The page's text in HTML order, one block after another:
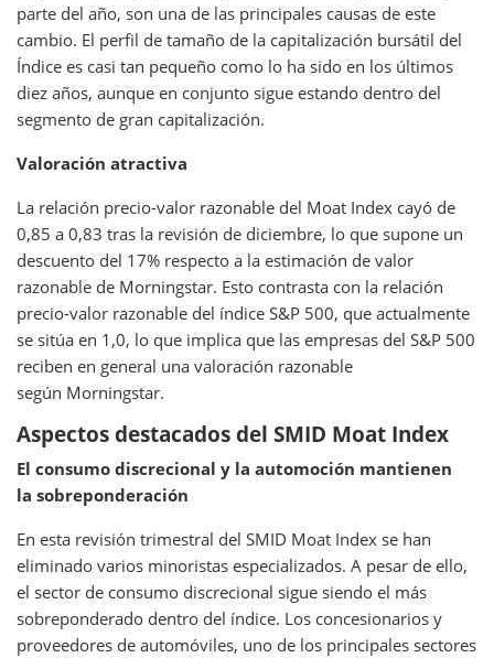
parte del año, son una de las principales causas de este
cambio. El perfil de tamaño de la capitalización bursátil del
Índice es casi tan pequeño como lo ha sido en los últimos
diez años, aunque en conjunto sigue estando dentro del
segmento de gran capitalización.
Valoración atractiva
La relación precio-valor razonable del Moat Index cayó de
0,85 a 0,83 tras la revisión de diciembre, lo que supone un
descuento del 17% respecto a la estimación de valor
razonable de Morningstar. Esto contrasta con la relación
precio-valor razonable del índice S&P 500, que actualmente
se sitúa en 1,0, lo que implica que las empresas del S&P 500
reciben en general una valoración razonable
según Morningstar.
Aspectos destacados del SMID Moat Index
El consumo discrecional y la automoción mantienen
la sobreponderación
En esta revisión trimestral del SMID Moat Index se han
eliminado varios minoristas especializados. A pesar de ello,
el sector de consumo discrecional sigue siendo el más
sobreponderado dentro del índice. Los concesionarios y
proveedores de automóviles, uno de los principales sectores